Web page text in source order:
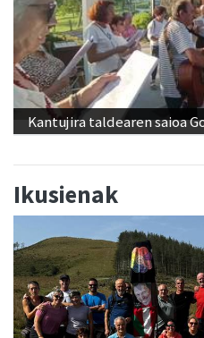
Kantujira taldearen saioa
Ikusienak